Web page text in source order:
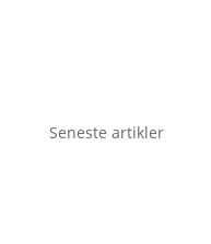
Seneste artikler